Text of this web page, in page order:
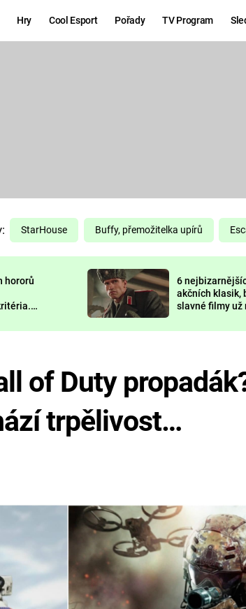
Hry Cool Esport Pořady TV Program
DELIVERANCE
StarHouse Buffy, přemožitelka upírů
hororů
6
akčních klasik,
slavné filmy už
of Duty
trpělivost…